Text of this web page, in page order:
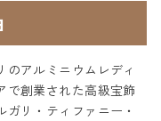
アルミニウムレディ
で創業された高級宝飾
リ・ティファニー・